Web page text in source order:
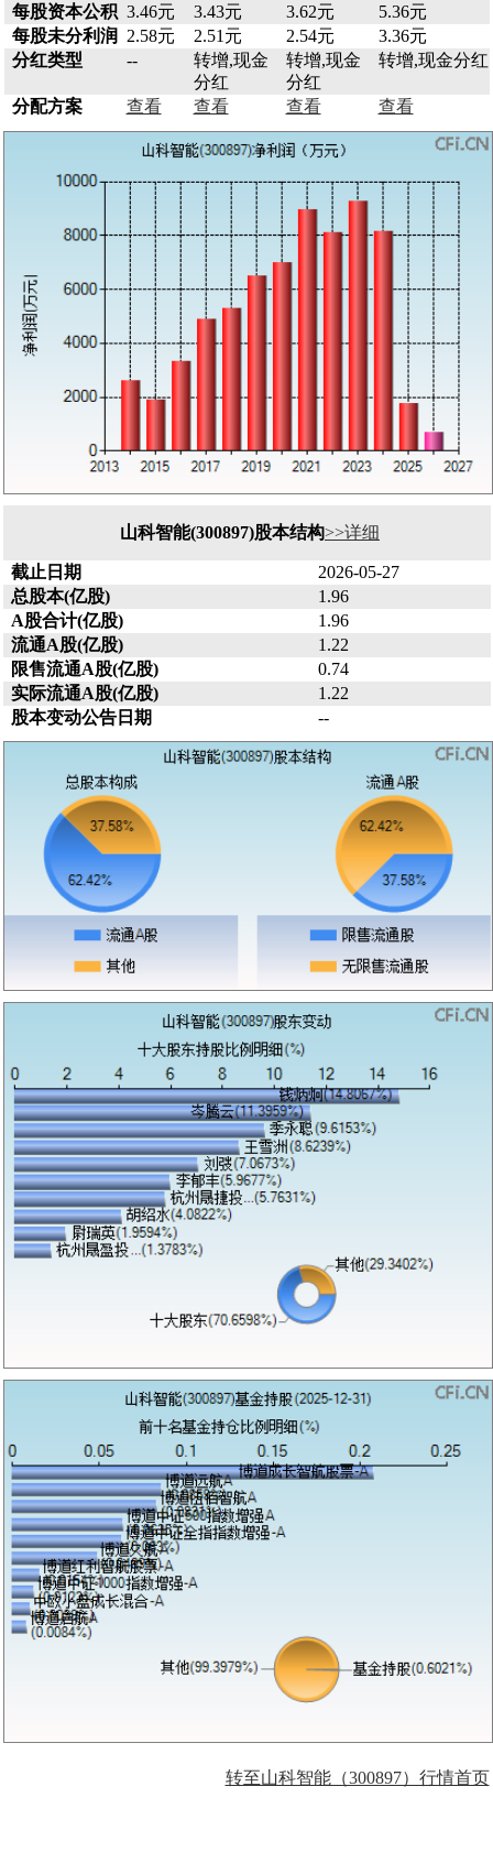
每股资本公积 3.46元 3.43元 3.62元
5.36元
每股未分利润
2.58元 2.51元 2.54元
3.36元
分红类型
--
转增,现金
分红
转增,现金
分红
转增,现金分红
分配方案 查看 查看 查看 查看
山科智能(300897)股本结构>>详细
截止日期
2026-05-27
总股本(亿股)
1.96
A股合计(亿股)
1.96
流通A股(亿股)
1.22
限售流通A股(亿股)
0.74
实际流通A股(亿股)
1.22
股本变动公告日期
--
转至山科智能（300897）行情首页